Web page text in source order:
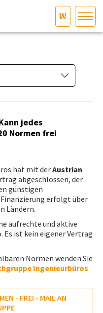
W
jedes
Normen frei
hat mit derAustrian
abgeschlossen, der
günstigen
erfolgt über
Ländern.
aufrechte und aktive
ist kein eigener Vertrag
Normen wenden Sie
Ingenieurbüros
- FREI - MAIL AN